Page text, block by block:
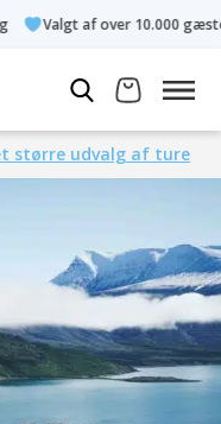
Valgt af over 10.000 gæster
større udvalg af ture